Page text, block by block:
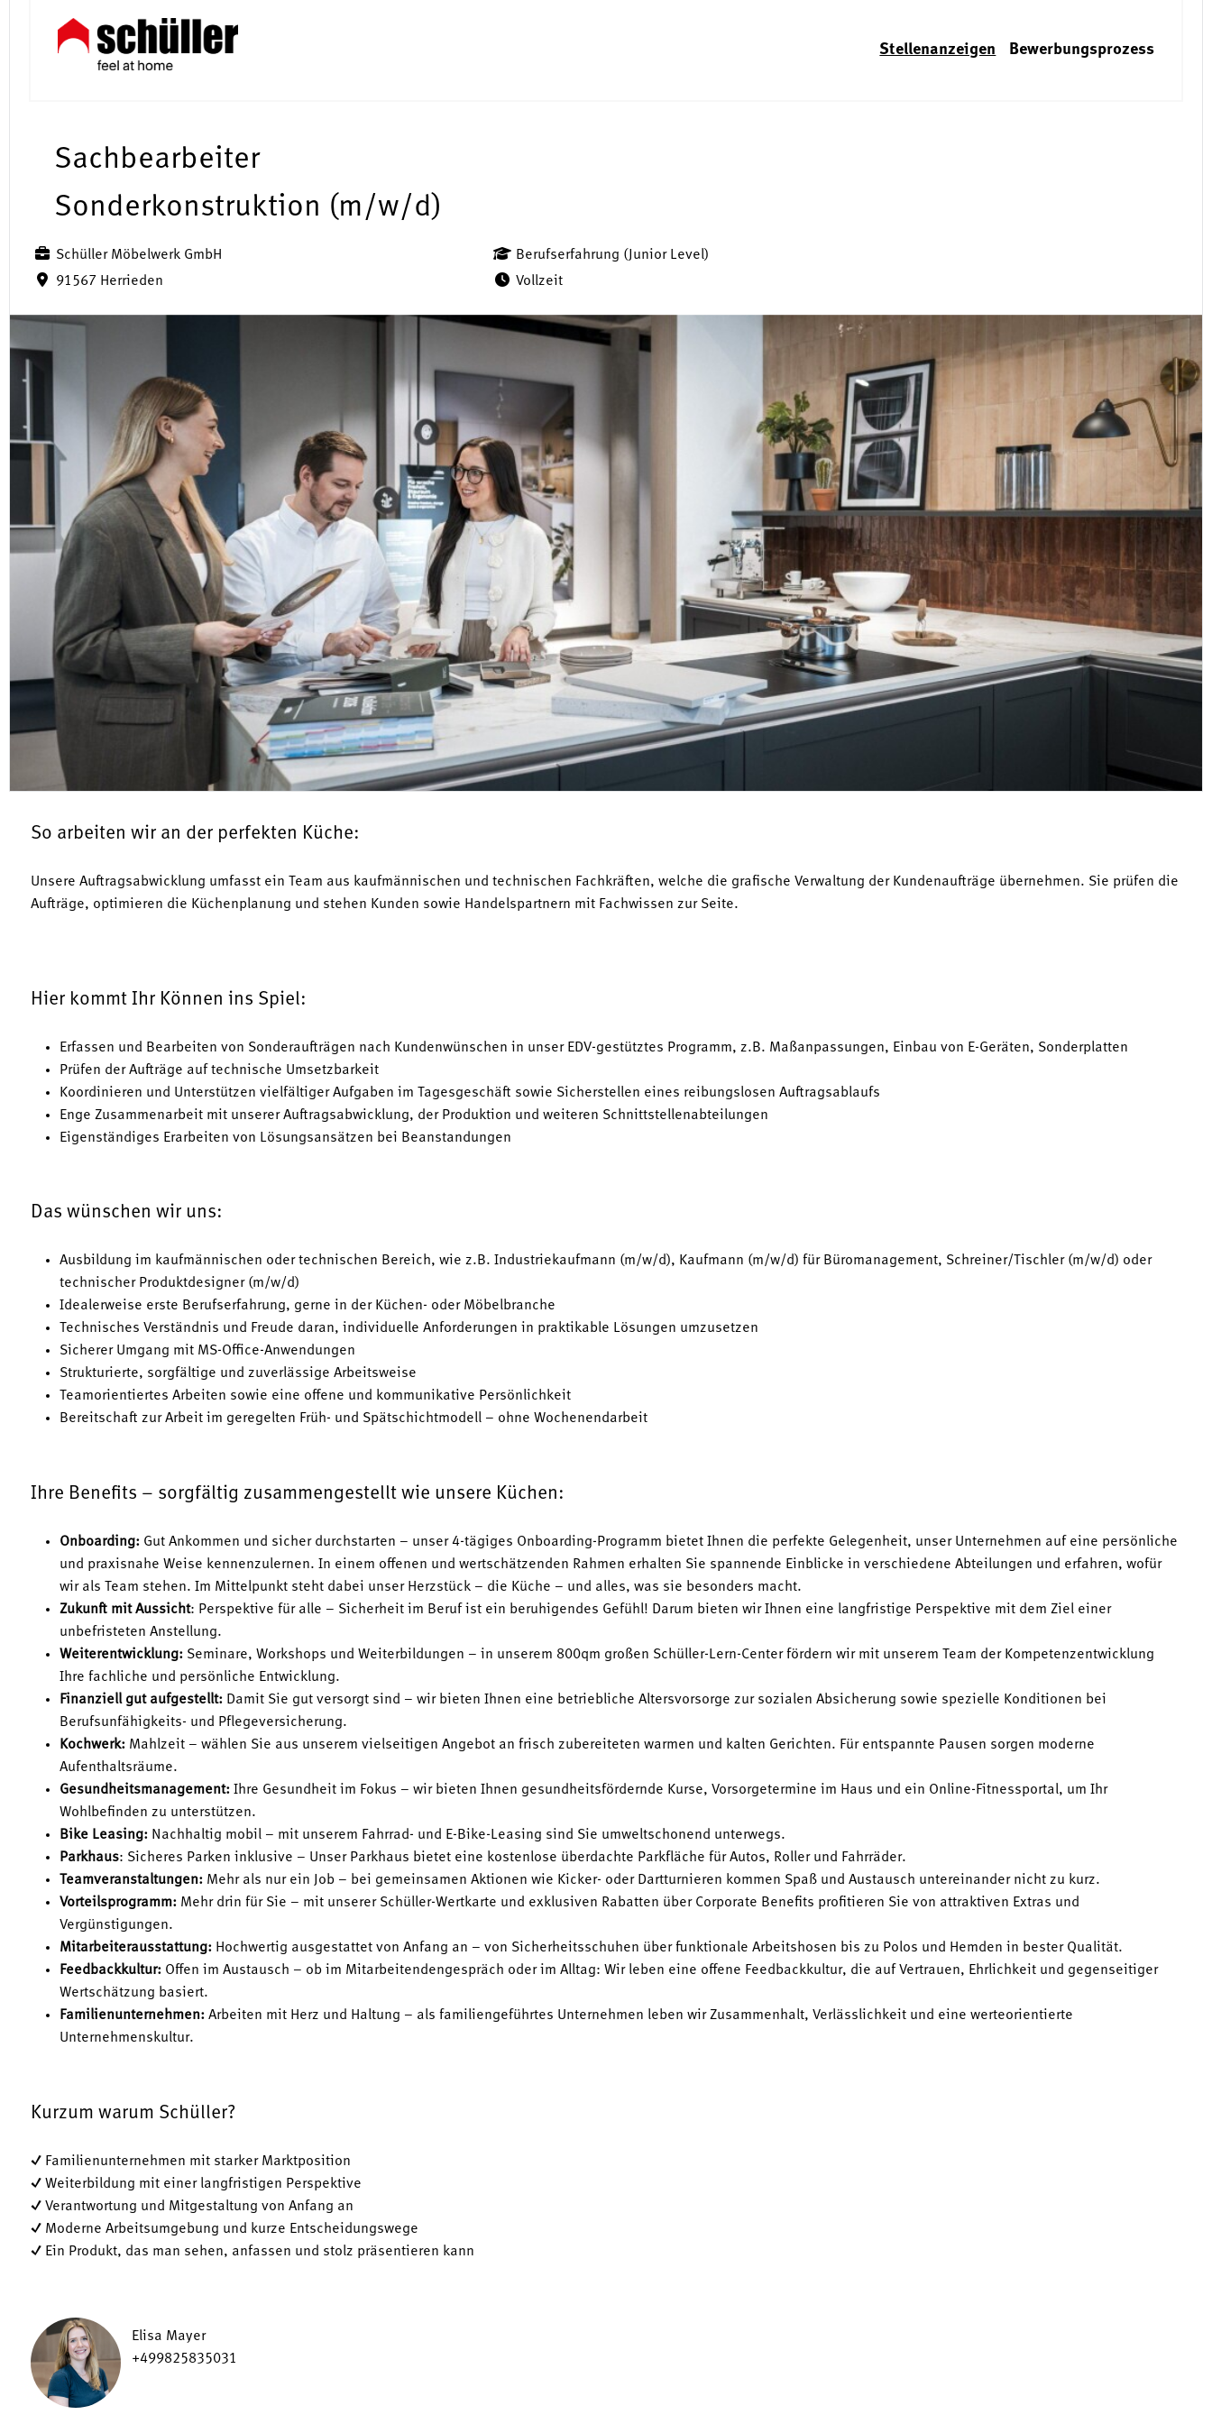
Stellenanzeigen Bewerbungsprozess
Sachbearbeiter
Sonderkonstruktion (m/w/d)
Schüller Möbelwerk GmbH
91567 Herrieden
Berufserfahrung (Junior Level)
Vollzeit
So arbeiten wir an der perfekten Küche:
Unsere Auftragsabwicklung umfasst ein Team aus kaufmännischen und technischen Fachkräften, welche die grafische Verwaltung der Kundenaufträge übernehmen. Sie prüfen die
Aufträge, optimieren die Küchenplanung und stehen Kunden sowie Handelspartnern mit Fachwissen zur Seite.
Hier kommt Ihr Können ins Spiel:
Erfassen und Bearbeiten von Sonderaufträgen nach Kundenwünschen in unser EDV-gestütztes Programm, z.B. Maßanpassungen, Einbau von E-Geräten, Sonderplatten
Prüfen der Aufträge auf technische Umsetzbarkeit
Koordinieren und Unterstützen vielfältiger Aufgaben im Tagesgeschäft sowie Sicherstellen eines reibungslosen Auftragsablaufs
Enge Zusammenarbeit mit unserer Auftragsabwicklung, der Produktion und weiteren Schnittstellenabteilungen
Eigenständiges Erarbeiten von Lösungsansätzen bei Beanstandungen
Das wünschen wir uns:
Ausbildung im kaufmännischen oder technischen Bereich, wie z.B. Industriekaufmann (m/w/d), Kaufmann (m/w/d) für Büromanagement, Schreiner/Tischler (m/w/d) oder
technischer Produktdesigner (m/w/d)
Idealerweise erste Berufserfahrung, gerne in der Küchen- oder Möbelbranche
Technisches Verständnis und Freude daran, individuelle Anforderungen in praktikable Lösungen umzusetzen
Sicherer Umgang mit MS-Office-Anwendungen
Strukturierte, sorgfältige und zuverlässige Arbeitsweise
Teamorientiertes Arbeiten sowie eine offene und kommunikative Persönlichkeit
Bereitschaft zur Arbeit im geregelten Früh- und Spätschichtmodell – ohne Wochenendarbeit
Ihre Benefits – sorgfältig zusammengestellt wie unsere Küchen:
Onboarding: Gut Ankommen und sicher durchstarten – unser 4-tägiges Onboarding-Programm bietet Ihnen die perfekte Gelegenheit, unser Unternehmen auf eine persönliche
und praxisnahe Weise kennenzulernen. In einem offenen und wertschätzenden Rahmen erhalten Sie spannende Einblicke in verschiedene Abteilungen und erfahren, wofür
wir als Team stehen. Im Mittelpunkt steht dabei unser Herzstück – die Küche – und alles, was sie besonders macht.
Zukunft mit Aussicht: Perspektive für alle – Sicherheit im Beruf ist ein beruhigendes Gefühl! Darum bieten wir Ihnen eine langfristige Perspektive mit dem Ziel einer
unbefristeten Anstellung.
Weiterentwicklung: Seminare, Workshops und Weiterbildungen – in unserem 800qm großen Schüller-Lern-Center fördern wir mit unserem Team der Kompetenzentwicklung
Ihre fachliche und persönliche Entwicklung.
Finanziell gut aufgestellt: Damit Sie gut versorgt sind – wir bieten Ihnen eine betriebliche Altersvorsorge zur sozialen Absicherung sowie spezielle Konditionen bei
Berufsunfähigkeits- und Pflegeversicherung.
Kochwerk: Mahlzeit – wählen Sie aus unserem vielseitigen Angebot an frisch zubereiteten warmen und kalten Gerichten. Für entspannte Pausen sorgen moderne
Aufenthaltsräume.
Gesundheitsmanagement: Ihre Gesundheit im Fokus – wir bieten Ihnen gesundheitsfördernde Kurse, Vorsorgetermine im Haus und ein Online-Fitnessportal, um Ihr
Wohlbefinden zu unterstützen.
Bike Leasing: Nachhaltig mobil – mit unserem Fahrrad- und E-Bike-Leasing sind Sie umweltschonend unterwegs.
Parkhaus: Sicheres Parken inklusive – Unser Parkhaus bietet eine kostenlose überdachte Parkfläche für Autos, Roller und Fahrräder.
Teamveranstaltungen: Mehr als nur ein Job – bei gemeinsamen Aktionen wie Kicker- oder Dartturnieren kommen Spaß und Austausch untereinander nicht zu kurz.
Vorteilsprogramm: Mehr drin für Sie – mit unserer Schüller-Wertkarte und exklusiven Rabatten über Corporate Benefits profitieren Sie von attraktiven Extras und
Vergünstigungen.
Mitarbeiterausstattung: Hochwertig ausgestattet von Anfang an – von Sicherheitsschuhen über funktionale Arbeitshosen bis zu Polos und Hemden in bester Qualität.
Feedbackkultur: Offen im Austausch – ob im Mitarbeitendengespräch oder im Alltag: Wir leben eine offene Feedbackkultur, die auf Vertrauen, Ehrlichkeit und gegenseitiger
Wertschätzung basiert.
Familienunternehmen: Arbeiten mit Herz und Haltung – als familiengeführtes Unternehmen leben wir Zusammenhalt, Verlässlichkeit und eine werteorientierte
Unternehmenskultur.
Kurzum warum Schüller?
✓ Familienunternehmen mit starker Marktposition
✓ Weiterbildung mit einer langfristigen Perspektive
✓ Verantwortung und Mitgestaltung von Anfang an
✓ Moderne Arbeitsumgebung und kurze Entscheidungswege
✓ Ein Produkt, das man sehen, anfassen und stolz präsentieren kann
Elisa Mayer
+499825835031